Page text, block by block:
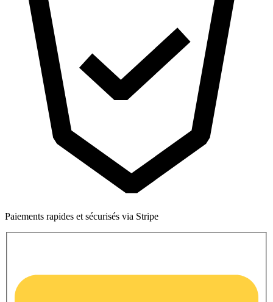
Paiements rapides et sécurisés via Stripe